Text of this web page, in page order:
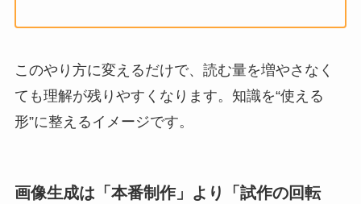
このやり方に変えるだけで、読む量を増やさなく
ても理解が残りやすくなります。知識を“使える
形”に整えるイメージです。
画像生成は「本番制作」より「試作の回転